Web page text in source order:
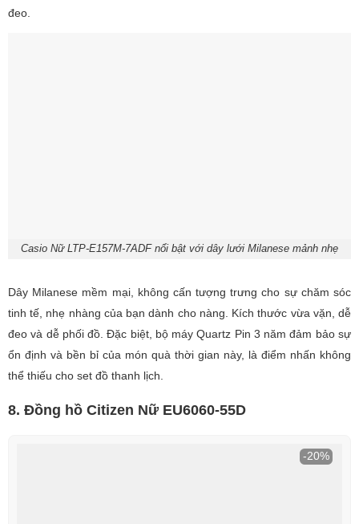
đeo.
Casio Nữ LTP-E157M-7ADF nổi bật với dây lưới Milanese mảnh nhẹ
Dây Milanese mềm mại, không cấn tượng trưng cho sự chăm sóc
tinh tế, nhẹ nhàng của bạn dành cho nàng. Kích thước vừa vặn, dễ
đeo và dễ phối đồ. Đặc biệt, bộ máy Quartz Pin 3 năm đảm bảo sự
ổn định và bền bỉ của món quà thời gian này, là điểm nhấn không
thể thiếu cho set đồ thanh lịch.
8. Đồng hồ Citizen Nữ EU6060-55D
-20%